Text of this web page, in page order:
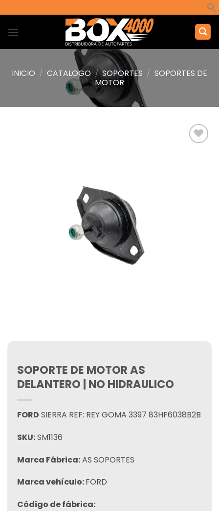
al
contenido
INICIO / CATALOGO / SOPORTES / SOPORTES DE
MOTOR
SOPORTE DE MOTOR AS
DELANTERO | NO HIDRAULICO
FORD SIERRA REF: REY GOMA 3397 83HF6038B2B
SKU:SM1136
Marca Fábrica:AS SOPORTES
Marca vehículo:FORD
Código de fábrica: